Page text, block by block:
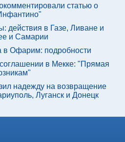
статью о
действия в Газе, Ливане и
и Самарии
в Офарим: подробности
в Мекке: "Прямая
надежду на возвращение
Луганск и Донецк